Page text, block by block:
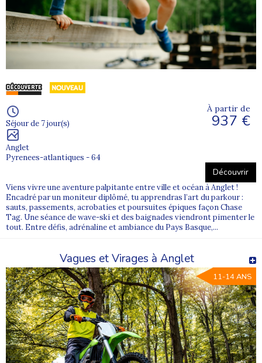
Séjour de 7 jour(s)
Anglet
Pyrenees-atlantiques - 64
À partir de
937 €
Découvrir
Viens vivre une aventure palpitante entre ville et océan à Anglet !
Encadré par un moniteur diplômé, tu apprendras l’art du parkour :
sauts, passements, acrobaties et poursuites épiques façon Chase
Tag. Une séance de wave-ski et des baignades viendront pimenter le
tout. Entre défis, adrénaline et ambiance du Pays Basque,...
Vagues et Virages à Anglet
11-14 ANS